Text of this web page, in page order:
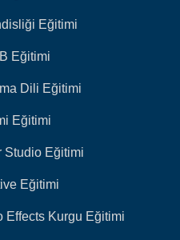
Eğitimi
Eğitimi
Dili Eğitimi
Eğitimi
Studio Eğitimi
Eğitimi
Effects Kurgu Eğitimi